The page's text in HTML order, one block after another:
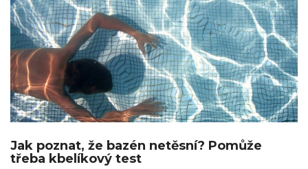
Jak poznat, že bazén netěsní? Pomůže
třeba kbelíkový test